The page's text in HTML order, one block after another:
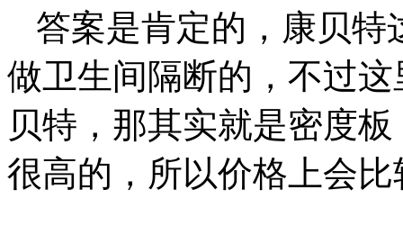
答案是肯定的，康贝特
做卫生间隔断的，不过
贝特，那其实就是密度
很高的，所以价格上会比